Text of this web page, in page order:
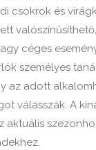
csokrok és
céges
személyes
az adott
válasszák. A
aktuális